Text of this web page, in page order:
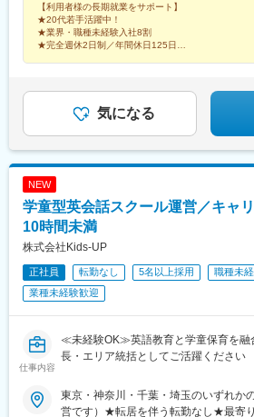
イッセイ横浜ビル6階▼アクセスJR「横
ーライン 「高島町駅」より徒歩4分京
8分
【利用者様の長期就業をサポート】
★20代若手活躍中！
★業界・職種未経験入社8割
★完全週休2日制／年間休日125日
気になる
NEW
学童型英会話スクール運営／キャ
10時間未満
株式会社Kids-UP
正社員 転勤なし 5名以上採用
職種未
業種未経験歓迎
仕事内容
≪未経験OK≫英語教育と学童保育を融
長・エリア統括としてご活躍ください
東京・神奈川・千葉・埼玉のいずれか
営です）★転居を伴う転勤なし★最寄